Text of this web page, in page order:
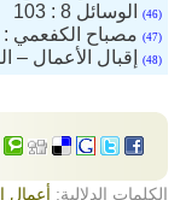
(46) الوسائل 8 : 103
(47) مصباح الكفعمي : 539
(48) إقبال الأعمال –
الكلمات الدلالية: أعمال